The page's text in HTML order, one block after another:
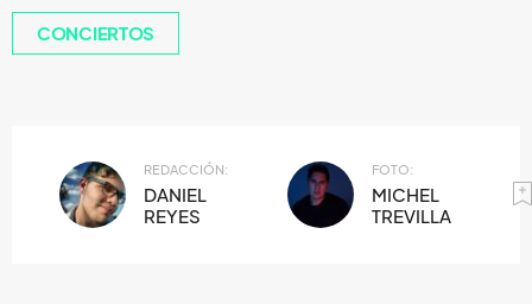
CONCIERTOS
REDACCIÓN:
DANIEL
REYES
FOTO:
MICHEL
TREVILLA